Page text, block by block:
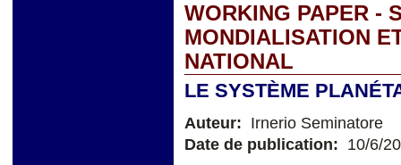
WORKING PAPER -
MONDIALISATION
NATIONAL
LE SYSTÈME
Auteur: Irnerio Seminatore
Date de publication: 10/6/